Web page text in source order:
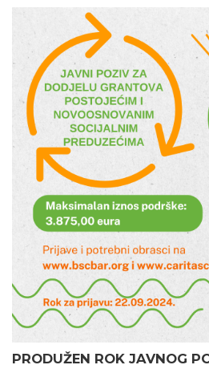
PRODUŽEN ROK JAVNOG